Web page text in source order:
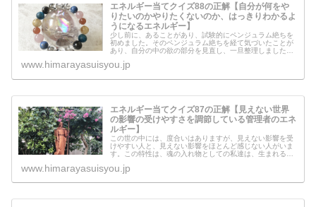
エネルギー当てクイズ88の正解【自分が何をや
りたいのかやりたくないのか、はっきりわかるよ
うになるエネルギー】
少し前に、あることがあり、試験的にペンジュラム絶ちを
初めました。そのペンジュラム絶ちを経て気づいたことが
あり、自分の中の欲の部分を見直し、一旦整理しました。
っきりわかるようになる必要があり...
www.himarayasuisyou.jp
エネルギー当てクイズ87の正解【見えない世界
の影響の受けやすさを調節している管理者のエネ
ルギー】
この世の中には、度合いはありますが、見えない影響を受
けやすい人と、見えない影響をほとんど感じない人がいま
す。この特性は、魂の入れ物としての私達は、生まれる前
の感覚を調整している管理者がいる...
www.himarayasuisyou.jp